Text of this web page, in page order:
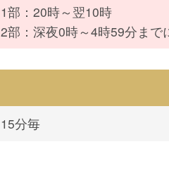
1部：20時～翌10時
2部：深夜0時～4時59分ま
15分毎